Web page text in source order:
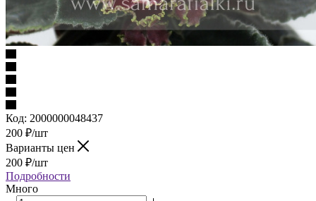
Код: 2000000048437
200 ₽/шт
Варианты цен
200 ₽/шт
Подробности
Много